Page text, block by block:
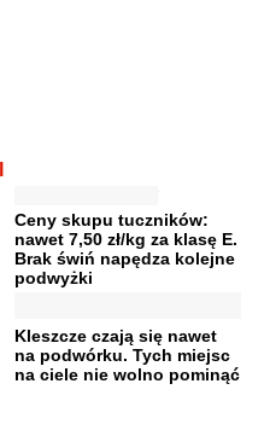
Ceny skupu tuczników:
nawet 7,50 zł/kg za klasę E.
Brak świń napędza kolejne
podwyżki
Kleszcze czają się nawet
na podwórku. Tych miejsc
na ciele nie wolno pominąć